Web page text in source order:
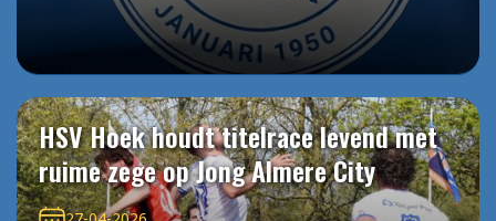
HSV Hoek houdt titelrace levend met
ruime zege op Jong Almere City